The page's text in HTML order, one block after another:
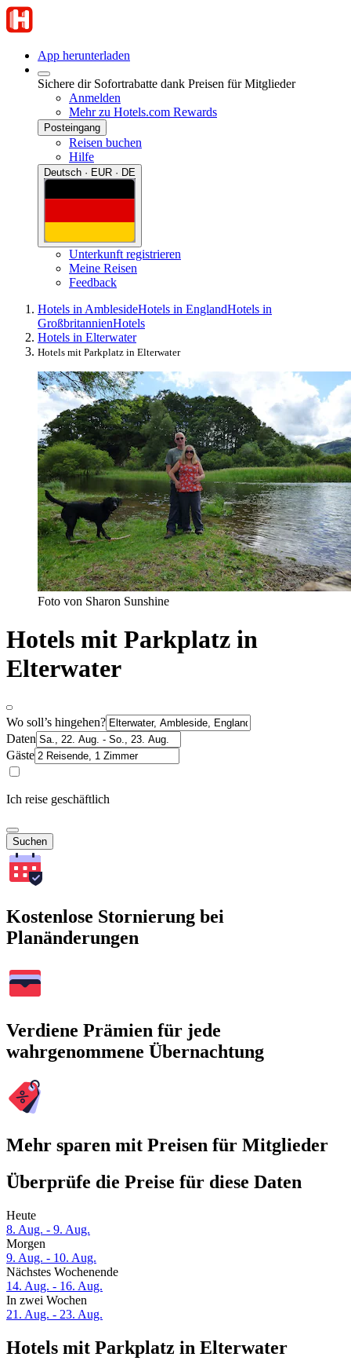
App herunterladen
Sichere dir Sofortrabatte dank Preisen für Mitglieder
Anmelden
Mehr zu Hotels.com Rewards
Posteingang
Reisen buchen
Hilfe
Deutsch · EUR · DE
Unterkunft registrieren
Meine Reisen
Feedback
Hotels in AmblesideHotels in EnglandHotels in
GroßbritannienHotels
Hotels in Elterwater
Hotels mit Parkplatz in Elterwater
Foto von Sharon Sunshine
Hotels mit Parkplatz in
Elterwater
Wo soll’s hingehen?
Daten
Gäste
Ich reise geschäftlich
Suchen
Kostenlose Stornierung bei
Planänderungen
Verdiene Prämien für jede
wahrgenommene Übernachtung
Mehr sparen mit Preisen für Mitglieder
Überprüfe die Preise für diese Daten
Heute
8. Aug. - 9. Aug.
Morgen
9. Aug. - 10. Aug.
Nächstes Wochenende
14. Aug. - 16. Aug.
In zwei Wochen
21. Aug. - 23. Aug.
Hotels mit Parkplatz in Elterwater